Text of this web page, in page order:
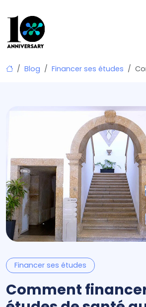
Skip
Blog Financer ses études
Financer ses études
Comment